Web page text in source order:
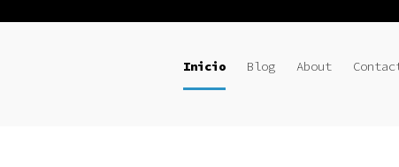
Inicio Blog About